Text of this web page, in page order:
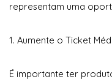
representam uma
1. Aumente o Ticket
É importante ter